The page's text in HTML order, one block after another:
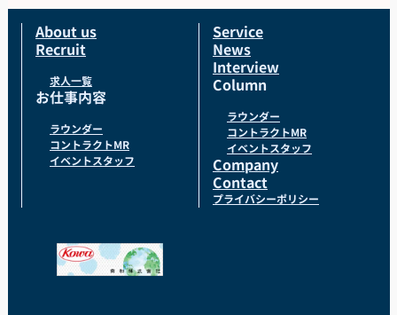
About us
Recruit
求人一覧
お仕事内容
ラウンダー
コントラクトMR
イベントスタッフ
Service
News
Interview
Column
ラウンダー
コントラクトMR
イベントスタッフ
Company
Contact
プライバシーポリシー